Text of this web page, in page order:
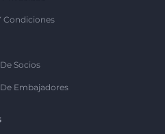
Condiciones
Socios
Embajadores